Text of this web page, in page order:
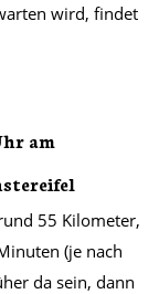
wird, findet
am
55 Kilometer,
(je nach
da sein, dann